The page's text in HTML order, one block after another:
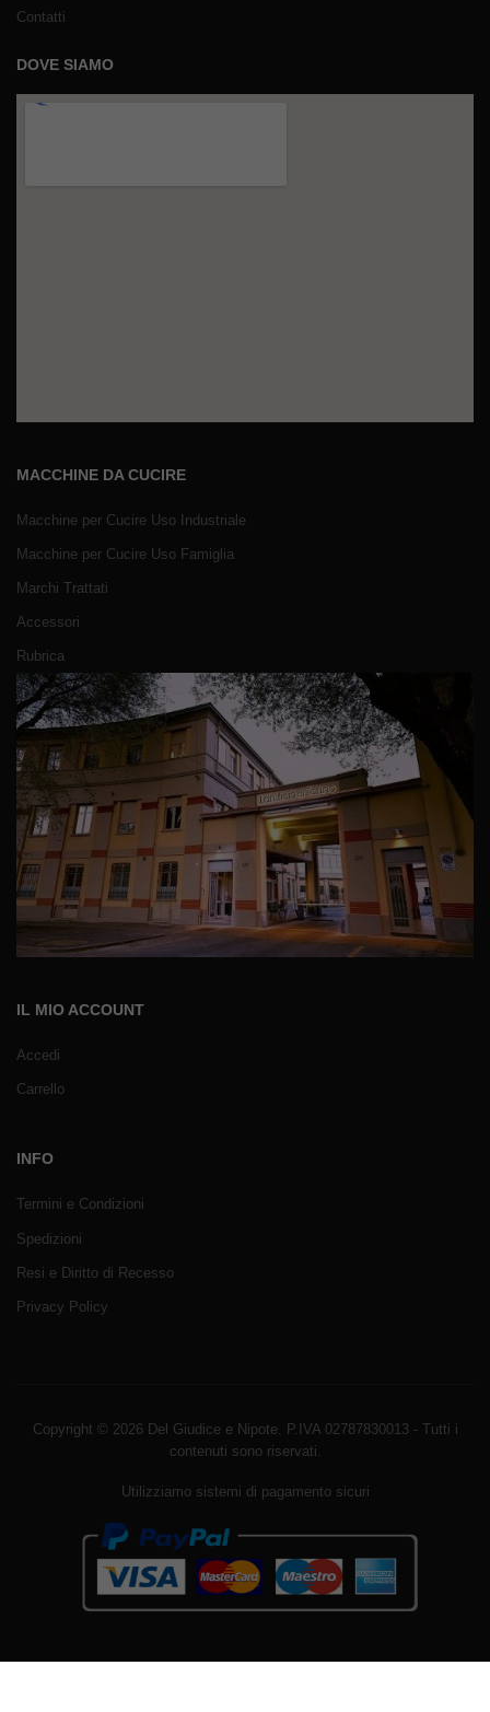
Contatti
DOVE SIAMO
MACCHINE DA CUCIRE
Macchine per Cucire Uso Industriale
Macchine per Cucire Uso Famiglia
Marchi Trattati
Accessori
Rubrica
IL MIO ACCOUNT
Accedi
Carrello
INFO
Termini e Condizioni
Spedizioni
Resi e Diritto di Recesso
Privacy Policy
Copyright © 2026 Del Giudice e Nipote. P.IVA 02787830013 - Tutti i
contenuti sono riservati.
Utilizziamo sistemi di pagamento sicuri